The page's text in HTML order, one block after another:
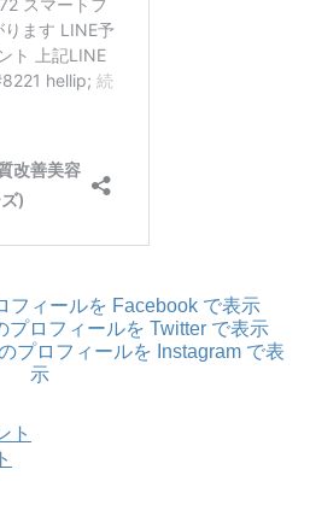
フィールを Facebook で表示
プロフィールを Twitter で表示
プロフィールを Instagram で表
示
ト